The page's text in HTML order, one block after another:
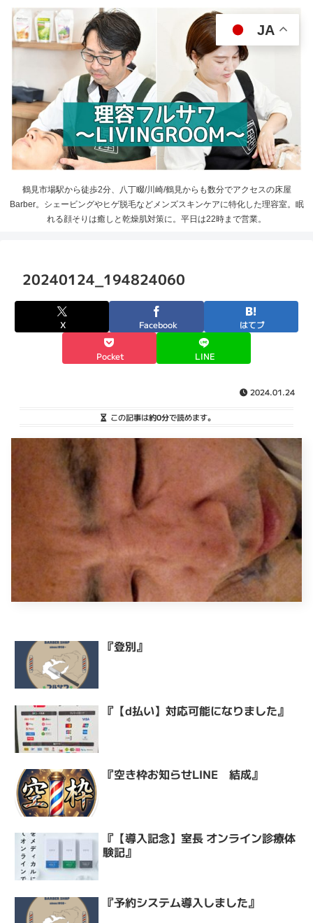
鶴見市場駅から徒歩2分、八丁畷/川崎/鶴見からも数分でアクセスの床屋
Barber。シェービングやヒゲ脱毛などメンズスキンケアに特化した理容室。眠
れる顔そりは癒しと乾燥肌対策に。平日は22時まで営業。
20240124_194824060
X Facebook はてブ
Pocket LINE
2024.01.24
この記事は約0分で読めます。
『登別』
『【d払い】対応可能になりました』
『空き枠お知らせLINE 結成』
『【導入記念】室長 オンライン診療体
験記』
『予約システム導入しました』
JA